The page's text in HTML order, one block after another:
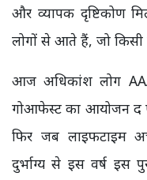
और व्यापक दृष्टिकोण
लोगों से आते हैं, जो किसी
आज अधिकांश लोग
गोआफेस्ट का आयोजन द
फिर जब लाइफटाइम
दुर्भाग्य से इस वर्ष इस